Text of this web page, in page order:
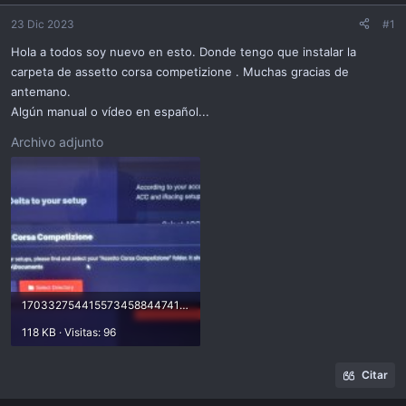
ó
23 Dic 2023 #1
Hola a todos soy nuevo en esto. Donde tengo que instalar la
carpeta de assetto corsa competizione . Muchas gracias de
antemano.
Algún manual o vídeo en español...
Archivo adjunto
17033275441557345884474103502600.jpg
118 KB · Visitas: 96
Citar